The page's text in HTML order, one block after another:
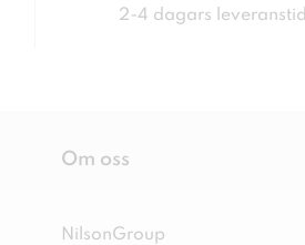
2-4 dagars leveranstid
Om oss
NilsonGroup